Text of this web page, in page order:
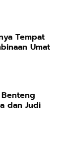
Tempat
Umat
dan Judi